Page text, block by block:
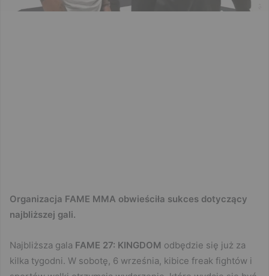
Organizacja FAME MMA obwieściła sukces dotyczący
najbliższej gali.
Najbliższa gala FAME 27: KINGDOM odbędzie się już za
kilka tygodni. W sobotę, 6 września, kibice freak fightów i